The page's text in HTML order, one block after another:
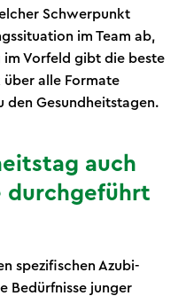
Schwerpunkt
im Team ab,
im Vorfeld gibt die beste
alle Formate
den Gesundheitstagen.
auch
durchgeführt
spezifischen Azubi-
Bedürfnisse junger